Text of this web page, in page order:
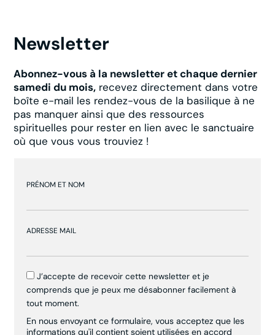
Newsletter
Abonnez-vous à la newsletter et chaque dernier
samedi du mois, recevez directement dans votre
boîte e-mail les rendez-vous de la basilique à ne
pas manquer ainsi que des ressources
spirituelles pour rester en lien avec le sanctuaire
où que vous vous trouviez !
PRÉNOM ET NOM
ADRESSE MAIL
J’accepte de recevoir cette newsletter et je
comprends que je peux me désabonner facilement à
tout moment.
En nous envoyant ce formulaire, vous acceptez que les
informations qu'il contient soient utilisées en accord